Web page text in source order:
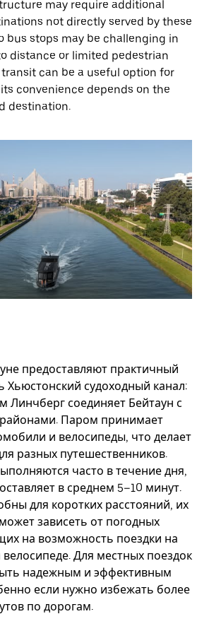
may require additional
not directly served by these
bus stops may be challenging in
distance or limited pedestrian
can be a useful option for
convenience depends on the
destination.
предоставляют практичный
Хьюстонский судоходный канал:
Линчберг соединяет Бейтаун с
Паром принимает
и велосипеды, что делает
разных путешественников.
часто в течение дня,
в среднем 5–10 минут.
для коротких расстояний, их
зависеть от погодных
на возможность поездки на
Для местных поездок
надежным и эффективным
если нужно избежать более
по дорогам.